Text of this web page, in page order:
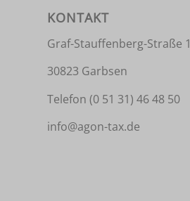
KONTAKT
Graf-Stauffenberg-Straße 1
30823 Garbsen
Telefon (0 51 31) 46 48 50
info@agon-tax.de